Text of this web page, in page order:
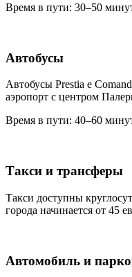
Время в пути: 30–50
Автобусы
Автобусы Prestia e
аэропорт с центром
Время в пути: 40–60
Такси и трансферы
Такси доступны
города начинается от 45
Автомобиль и